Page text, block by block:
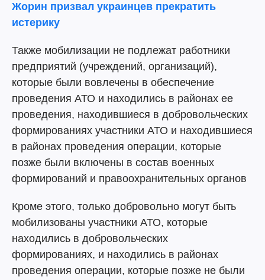
Жорин призвал украинцев прекратить
истерику
Также мобилизации не подлежат работники
предприятий (учреждений, организаций),
которые были вовлечены в обеспечение
проведения АТО и находились в районах ее
проведения, находившиеся в добровольческих
формированиях участники АТО и находившиеся
в районах проведения операции, которые
позже были включены в состав военных
формирований и правоохранительных органов
Кроме этого, только добровольно могут быть
мобилизованы участники АТО, которые
находились в добровольческих
формированиях, и находились в районах
проведения операции, которые позже не были